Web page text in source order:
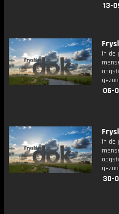
13-
In de
06-
In de
30-